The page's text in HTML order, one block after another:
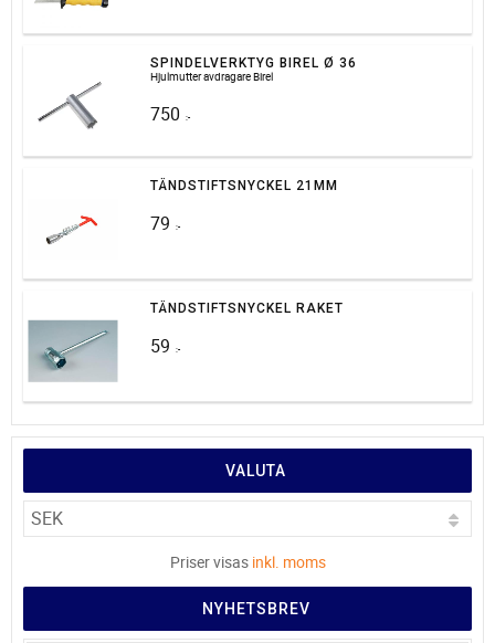
SPINDELVERKTYG BIREL Ø 36
Hjulmutter avdragare Birel
750 :-
TÄNDSTIFTSNYCKEL 21MM
79 :-
TÄNDSTIFTSNYCKEL RAKET
59 :-
VALUTA
Priser visas inkl. moms
NYHETSBREV